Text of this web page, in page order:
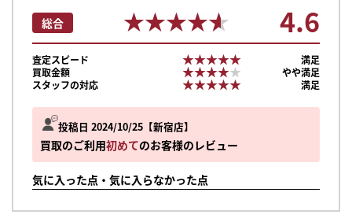
投稿日 2024/10/25 新宿店
買取のご利用初めてのお客様のレビュー
気に入った点・気に入らなかった点
総合 ★★★★★
★★★★★ 4.6
査定スピード ★★★★★
★★★★★
満足
買取金額
★★★★★
★★★★★
やや満足
スタッフの対応
★★★★★
★★★★★ 満足